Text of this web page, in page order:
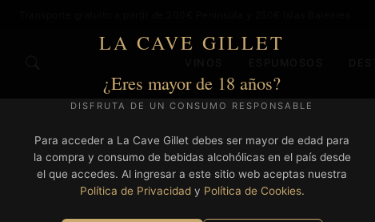
LA CAVE GILLET
¿Eres mayor de 18 años?
DISFRUTA DE UN CONSUMO RESPONSABLE
Para acceder a La Cave Gillet debes ser mayor de edad para
la compra y consumo de bebidas alcohólicas en el país desde
el que accedes. Al ingresar a este sitio web aceptas nuestra
Política de Privacidady Política de Cookies.